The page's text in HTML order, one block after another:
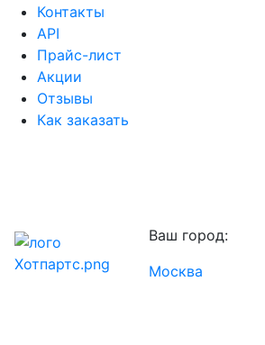
Контакты
API
Прайс-лист
Акции
Отзывы
Как заказать
Ваш город:
Москва